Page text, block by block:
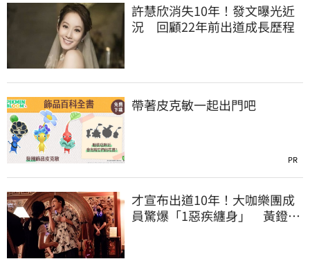
許慧欣消失10年！發文曝光近
況 回顧22年前出道成長歷程
帶著皮克敏一起出門吧
PR
才宣布出道10年！大咖樂團成
員驚爆「1惡疾纏身」 黃鐙輝